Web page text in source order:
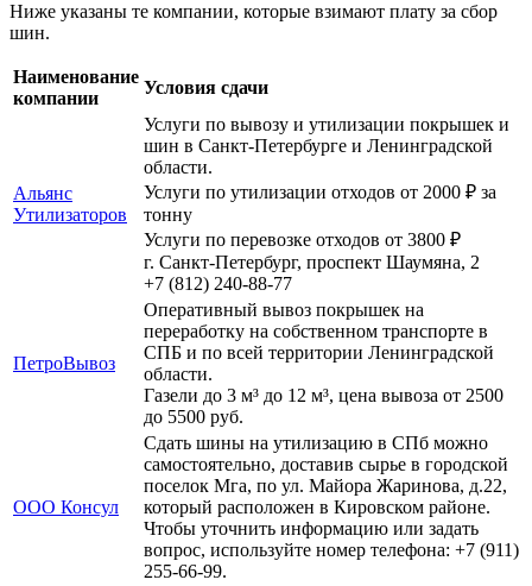
Ниже указаны те компании, которые взимают плату за сбор
шин.
Наименование
компании
Условия сдачи
Альянс
Утилизаторов
Услуги по вывозу и утилизации покрышек и
шин в Санкт-Петербурге и Ленинградской
области.
Услуги по утилизации отходов от 2000 ₽ за
тонну
Услуги по перевозке отходов от 3800 ₽
г. Санкт-Петербург, проспект Шаумяна, 2
+7 (812) 240-88-77
ПетроВывоз
Оперативный вывоз покрышек на
переработку на собственном транспорте в
СПБ и по всей территории Ленинградской
области.
Газели до 3 м³ до 12 м³, цена вывоза от 2500
до 5500 руб.
ООО Консул
Сдать шины на утилизацию в СПб можно
самостоятельно, доставив сырье в городской
поселок Мга, по ул. Майора Жаринова, д.22,
который расположен в Кировском районе.
Чтобы уточнить информацию или задать
вопрос, используйте номер телефона: +7 (911)
255-66-99.